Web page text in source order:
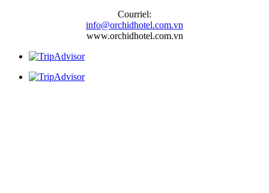
Courriel:
info@orchidhotel.com.vn
www.orchidhotel.com.vn